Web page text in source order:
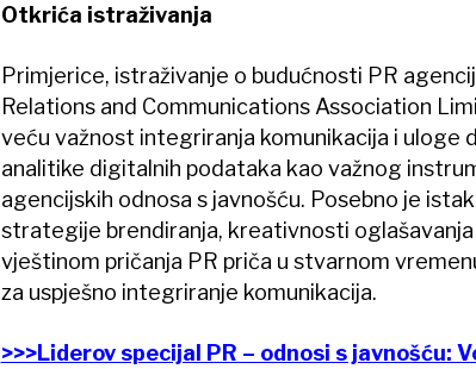
Otkrića istraživanja
Primjerice, istraživanje o budućnosti PR
Relations and Communications Association
veću važnost integriranja komunikacija i uloge
analitike digitalnih podataka kao važnog
agencijskih odnosa s javnošću. Posebno je
strategije brendiranja, kreativnosti
vještinom pričanja PR priča u stvarnom
za uspješno integriranje komunikacija.
>>>Liderov specijal PR – odnosi s javnošću: